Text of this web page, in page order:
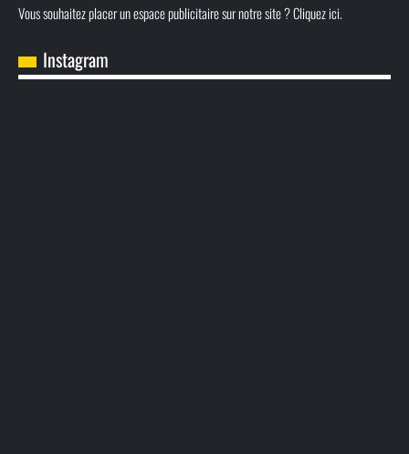
Vous souhaitez placer un espace publicitaire sur notre site ? Cliquez ici.
Instagram